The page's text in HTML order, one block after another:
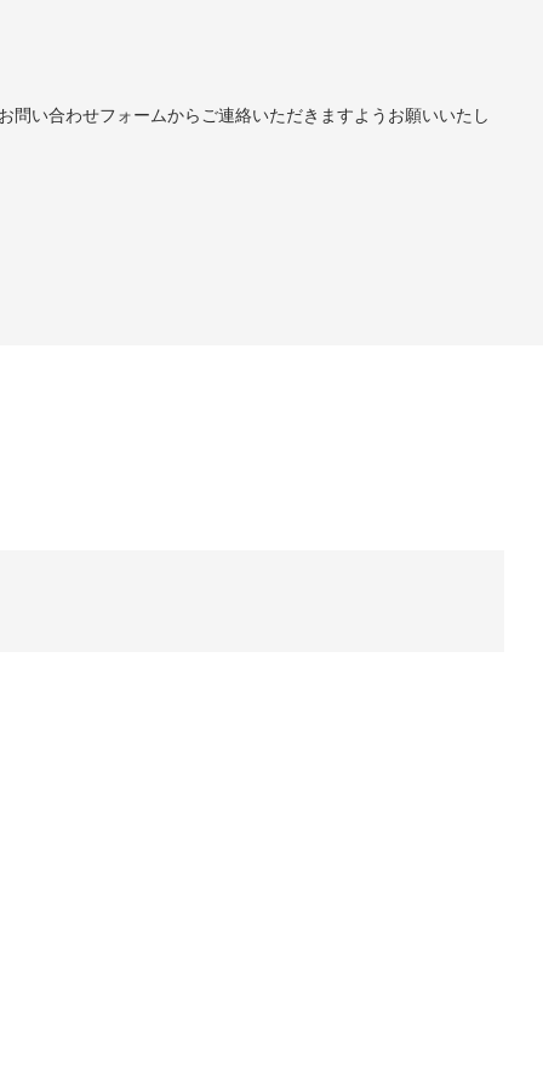
い合わせフォームからご連絡いただきますようお願いいたし